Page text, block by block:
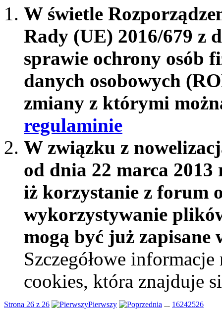
W świetle
Rady (UE) 2016/679 z
sprawie ochrony osób
danych osobowych
zmiany z którymi
regulaminie
W związku z
od dnia 22 marca
iż korzystanie z forum
wykorzystywanie
mogą być już
Szczegółowe
cookies, która znajduje
Strona 26 z 26 Pierwszy ... 16242526